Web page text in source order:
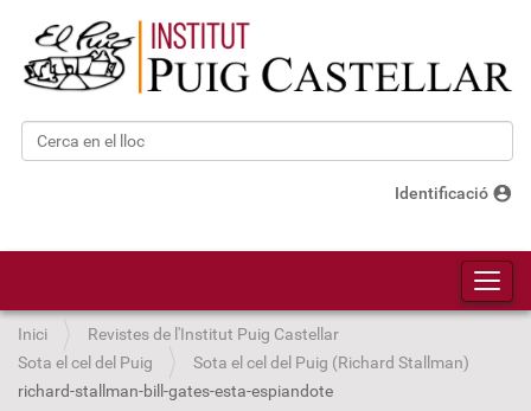
Cerca
Identificació account_circle
Inici
Revistes de l'Institut Puig Castellar
Sota el cel del Puig
Sota el cel del Puig (Richard Stallman)
richard-stallman-bill-gates-esta-espiandote